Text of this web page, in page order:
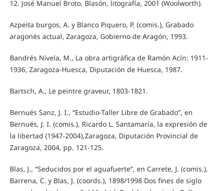
12. José Manuel Broto, Blasón, litografía, 2001 (Woolworth).
Azpeita burgos, A. y Blanco Piquero, P. (comis.), Grabado
aragonés actual, Zaragoza, Gobierno de Aragón, 1993.
Bandrés Nivela, M., La obra artigráfica de Ramón Acín: 1911-
1936, Zaragoza-Huesca, Diputación de Huesca, 1987.
Bartsch, A., Le peintre graveur, 1803-1821.
Bernués Sanz, J. I., “Estudio-Taller Libre de Grabado”, en
Bernués, J. I. (comis.), Ricardo L. Santamaría, la expresión de
la libertad (1947-2004),Zaragoza, Diputación Provincial de
Zaragoza, 2004, pp. 121-125.
Blas, J., “Seducidos por el aguafuerte”, en Carrete, J. (comis.),
Barrena, C. y Blas, J. (coords.), 1898/1998 Dos fines de siglo